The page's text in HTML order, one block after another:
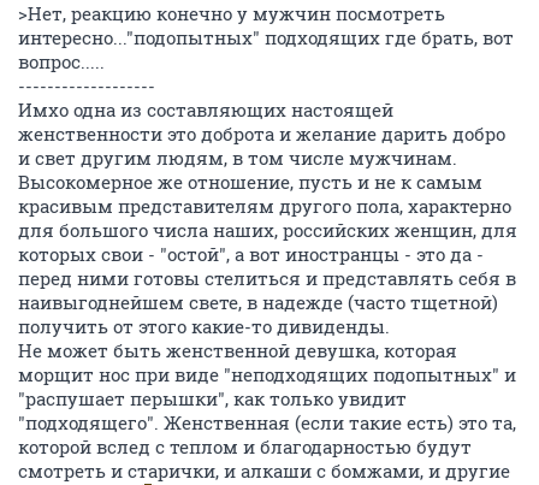
>Нет, реакцию конечно у мужчин посмотреть
интересно..."подопытных" подходящих где брать, вот
вопрос.....
-------------------
Имхо одна из составляющих настоящей
женственности это доброта и желание дарить добро
и свет другим людям, в том числе мужчинам.
Высокомерное же отношение, пусть и не к самым
красивым представителям другого пола, характерно
для большого числа наших, российских женщин, для
которых свои - "остой", а вот иностранцы - это да -
перед ними готовы стелиться и представлять себя в
наивыгоднейшем свете, в надежде (часто тщетной)
получить от этого какие-то дивиденды.
Не может быть женственной девушка, которая
морщит нос при виде "неподходящих подопытных" и
"распушает перышки", как только увидит
"подходящего". Женственная (если такие есть) это та,
которой вслед с теплом и благодарностью будут
смотреть и старички, и алкаши с бомжами, и другие